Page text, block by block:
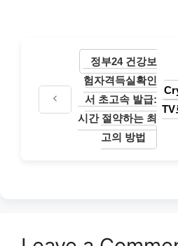
정부24 건강보
험자격득실확인
서 초고속 발급:
시간 절약하는 최
고의 방법
TV